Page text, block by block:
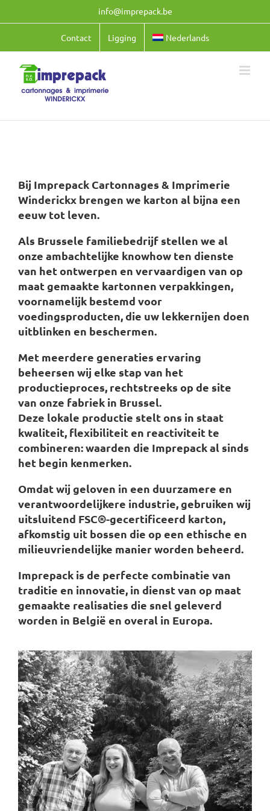
info@imprepack.be
Contact Ligging Nederlands
Bij Imprepack Cartonnages & Imprimerie
Winderickx brengen we karton al bijna een
eeuw tot leven.
Als Brussele familiebedrijf stellen we al
onze ambachtelijke knowhow ten dienste
van het ontwerpen en vervaardigen van op
maat gemaakte kartonnen verpakkingen,
voornamelijk bestemd voor
voedingsproducten, die uw lekkernijen doen
uitblinken en beschermen.
Met meerdere generaties ervaring
beheersen wij elke stap van het
productieproces, rechtstreeks op de site
van onze fabriek in Brussel.
Deze lokale productie stelt ons in staat
kwaliteit, flexibiliteit en reactiviteit te
combineren: waarden die Imprepack al sinds
het begin kenmerken.
Omdat wij geloven in een duurzamere en
verantwoordelijkere industrie, gebruiken wij
uitsluitend FSC®-gecertificeerd karton,
afkomstig uit bossen die op een ethische en
milieuvriendelijke manier worden beheerd.
Imprepack is de perfecte combinatie van
traditie en innovatie, in dienst van op maat
gemaakte realisaties die snel geleverd
worden in België en overal in Europa.